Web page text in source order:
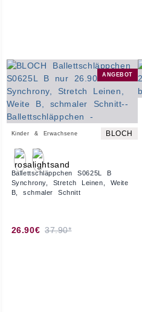
ANGEBOT
Kinder & Erwachsene BLOCH
Ballettschläppchen S0625L B
Synchrony, Stretch Leinen, Weite
B, schmaler Schnitt
26.90€ 37.90*